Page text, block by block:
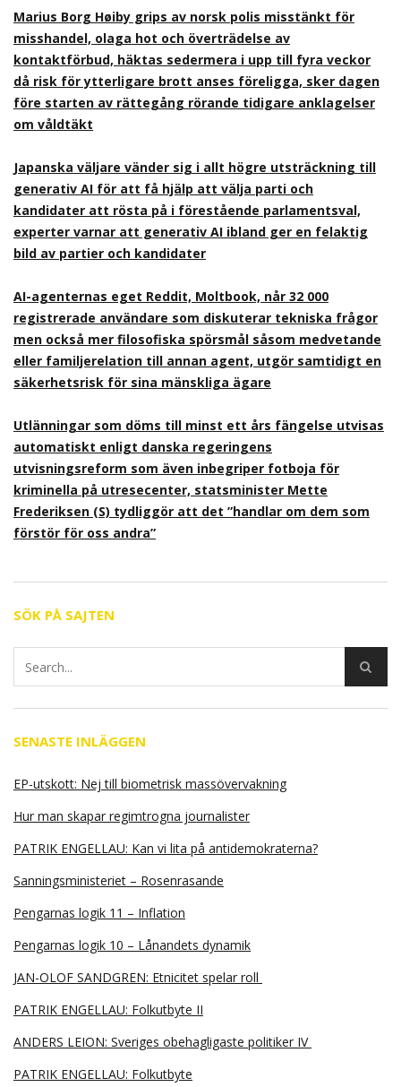
Marius Borg Høiby grips av norsk polis misstänkt för
misshandel, olaga hot och överträdelse av
kontaktförbud, häktas sedermera i upp till fyra veckor
då risk för ytterligare brott anses föreligga, sker dagen
före starten av rättegång rörande tidigare anklagelser
om våldtäkt
Japanska väljare vänder sig i allt högre utsträckning till
generativ AI för att få hjälp att välja parti och
kandidater att rösta på i förestående parlamentsval,
experter varnar att generativ AI ibland ger en felaktig
bild av partier och kandidater
AI-agenternas eget Reddit, Moltbook, når 32 000
registrerade användare som diskuterar tekniska frågor
men också mer filosofiska spörsmål såsom medvetande
eller familjerelation till annan agent, utgör samtidigt en
säkerhetsrisk för sina mänskliga ägare
Utlänningar som döms till minst ett års fängelse utvisas
automatiskt enligt danska regeringens
utvisningsreform som även inbegriper fotboja för
kriminella på utresecenter, statsminister Mette
Frederiksen (S) tydliggör att det ”handlar om dem som
förstör för oss andra”
SÖK PÅ SAJTEN
SENASTE INLÄGGEN
EP-utskott: Nej till biometrisk massövervakning
Hur man skapar regimtrogna journalister
PATRIK ENGELLAU: Kan vi lita på antidemokraterna?
Sanningsministeriet – Rosenrasande
Pengarnas logik 11 – Inflation
Pengarnas logik 10 – Lånandets dynamik
JAN-OLOF SANDGREN: Etnicitet spelar roll
PATRIK ENGELLAU: Folkutbyte II
ANDERS LEION: Sveriges obehagligaste politiker IV
PATRIK ENGELLAU: Folkutbyte